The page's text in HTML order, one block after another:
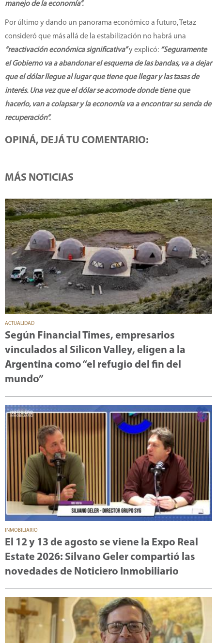
manejo de la economía”.
Por último y dando un panorama económico a futuro, Tetaz
consideró que más allá de la estabilización no habrá una
“reactivación económica significativa”y explicó: “Seguramente
el Gobierno va a abandonar el esquema de las bandas, va a dejar
que el dólar llegue al lugar que tiene que llegar y las tasas de
interés. Una vez que el dólar se acomode donde tiene que
hacerlo, van a colapsar y la economía va a encontrar su senda de
recuperación”.
OPINÁ, DEJÁ TU COMENTARIO:
MÁS NOTICIAS
ACTUALIDAD
Según Financial Times, empresarios
vinculados al Silicon Valley, eligen a la
Argentina como “el refugio del fin del
mundo”
INMOBILIARIO
El 12 y 13 de agosto se viene la Expo Real
Estate 2026: Silvano Geler compartió las
novedades de Noticiero Inmobiliario